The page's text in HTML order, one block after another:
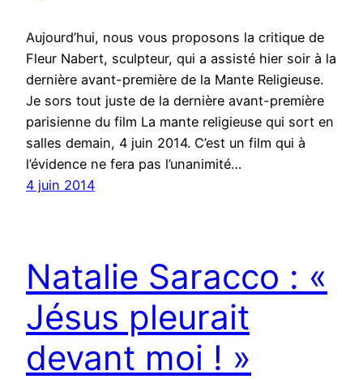
Aujourd’hui, nous vous proposons la critique de
Fleur Nabert, sculpteur, qui a assisté hier soir à la
dernière avant-première de la Mante Religieuse.
Je sors tout juste de la dernière avant-première
parisienne du film La mante religieuse qui sort en
salles demain, 4 juin 2014. C’est un film qui à
l’évidence ne fera pas l’unanimité…
4 juin 2014
Natalie Saracco : «
Jésus pleurait
devant moi ! »